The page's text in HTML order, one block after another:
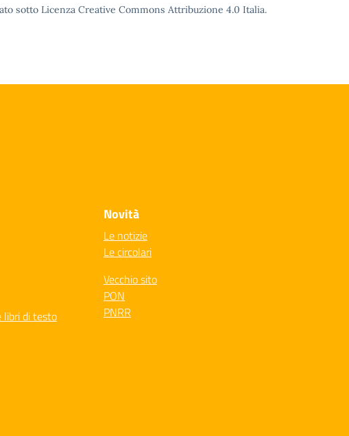
sotto Licenza Creative Commons Attribuzione 4.0 Italia.
libri di testo
Novità
Le notizie
Le circolari
Vecchio sito
PON
PNRR